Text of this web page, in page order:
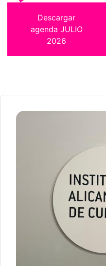
Descargar
agenda JULIO
2026